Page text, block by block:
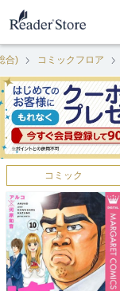
合) コミックフロア
コミック